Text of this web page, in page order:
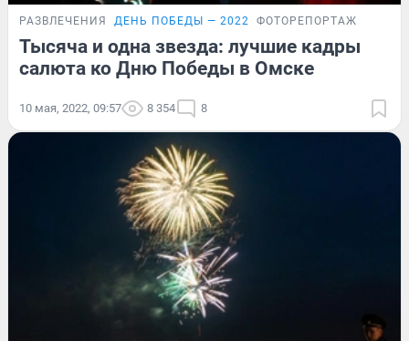
РАЗВЛЕЧЕНИЯ ДЕНЬ ПОБЕДЫ — 2022 ФОТОРЕПОРТАЖ
Тысяча и одна звезда: лучшие кадры
салюта ко Дню Победы в Омске
10 мая, 2022, 09:57 8 354 8